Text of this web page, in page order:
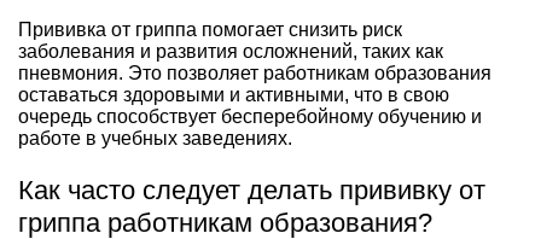
Прививка от гриппа помогает снизить риск
заболевания и развития осложнений, таких как
пневмония. Это позволяет работникам образования
оставаться здоровыми и активными, что в свою
очередь способствует бесперебойному обучению и
работе в учебных заведениях.
Как часто следует делать прививку от
гриппа работникам образования?